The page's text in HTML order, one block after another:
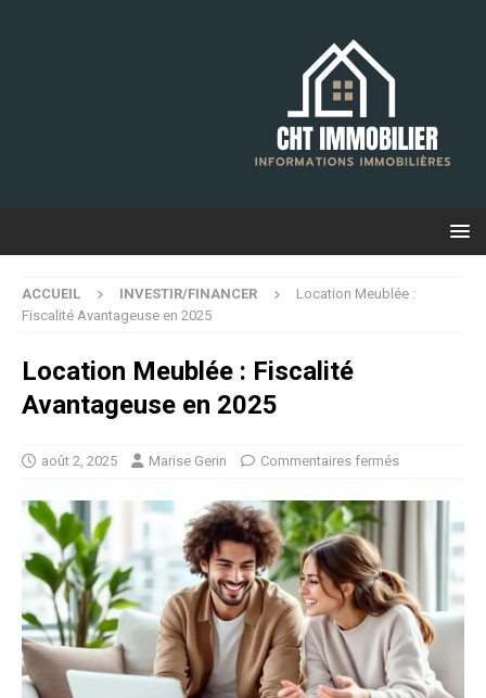
ACCUEIL INVESTIR/FINANCER
Location Meublée :
Fiscalité Avantageuse en 2025
Location Meublée : Fiscalité
Avantageuse en 2025
août 2, 2025 Marise Gerin Commentaires fermés